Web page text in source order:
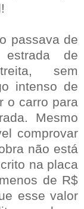
passava de
de
sem
intenso de
o carro para
Mesmo
comprovar
não está
na placa
de R$
esse valor